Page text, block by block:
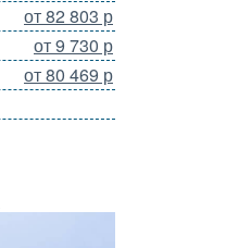
от 82 803 р
от 9 730 р
от 80 469 р